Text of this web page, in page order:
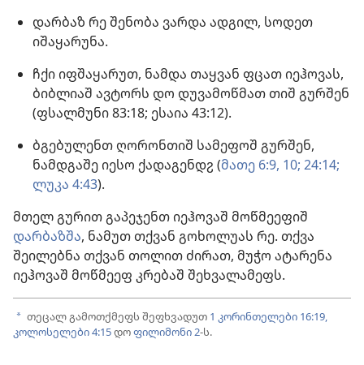
დარბაზ რე შენობა ვარდა ადგილ, სოდეთ
იშაყარუნა.
ჩქი იფშაყარუთ, ნამდა თაყვან ფცათ იეჰოვას,
ბიბლიაშ ავტორს დო დუვამოწმათ თიშ გურშენ
(ფსალმუნი 83:18; ესაია 43:12).
ბგებულენთ ღორონთიშ სამეფოშ გურშენ,
ნამდგაშე იესო ქადაგენდჷ (მათე 6:9, 10; 24:14;
ლუკა 4:43).
მთელ გურით გაპეჯენთ იეჰოვაშ მოწმეეფიშ
დარბაზშა, ნამუთ თქვან გოხოლუას რე. თქვა
შეილებნა თქვან თოლით ძირათ, მუჭო ატარენა
იეჰოვაშ მოწმეეფ კრებაშ შეხვალამეფს.
a თეცალ გამოთქმეფს შეფხვადუთ 1 კორინთელები 16:19,
კოლოსელები 4:15დოფილიმონი 2-ს.